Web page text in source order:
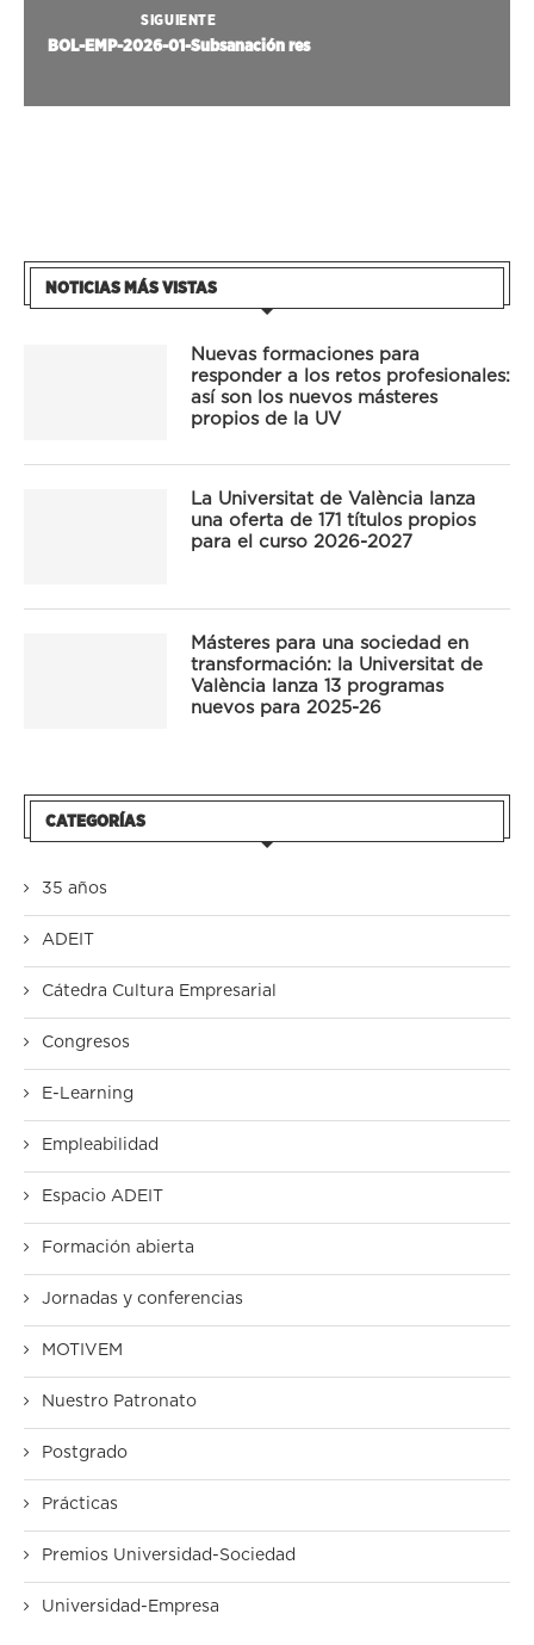
SIGUIENTE
BOL-EMP-2026-01-Subsanación res
NOTICIAS MÁS VISTAS
Nuevas formaciones para
responder a los retos profesionales:
así son los nuevos másteres
propios de la UV
La Universitat de València lanza
una oferta de 171 títulos propios
para el curso 2026-2027
Másteres para una sociedad en
transformación: la Universitat de
València lanza 13 programas
nuevos para 2025-26
CATEGORÍAS
35 años
ADEIT
Cátedra Cultura Empresarial
Congresos
E-Learning
Empleabilidad
Espacio ADEIT
Formación abierta
Jornadas y conferencias
MOTIVEM
Nuestro Patronato
Postgrado
Prácticas
Premios Universidad-Sociedad
Universidad-Empresa